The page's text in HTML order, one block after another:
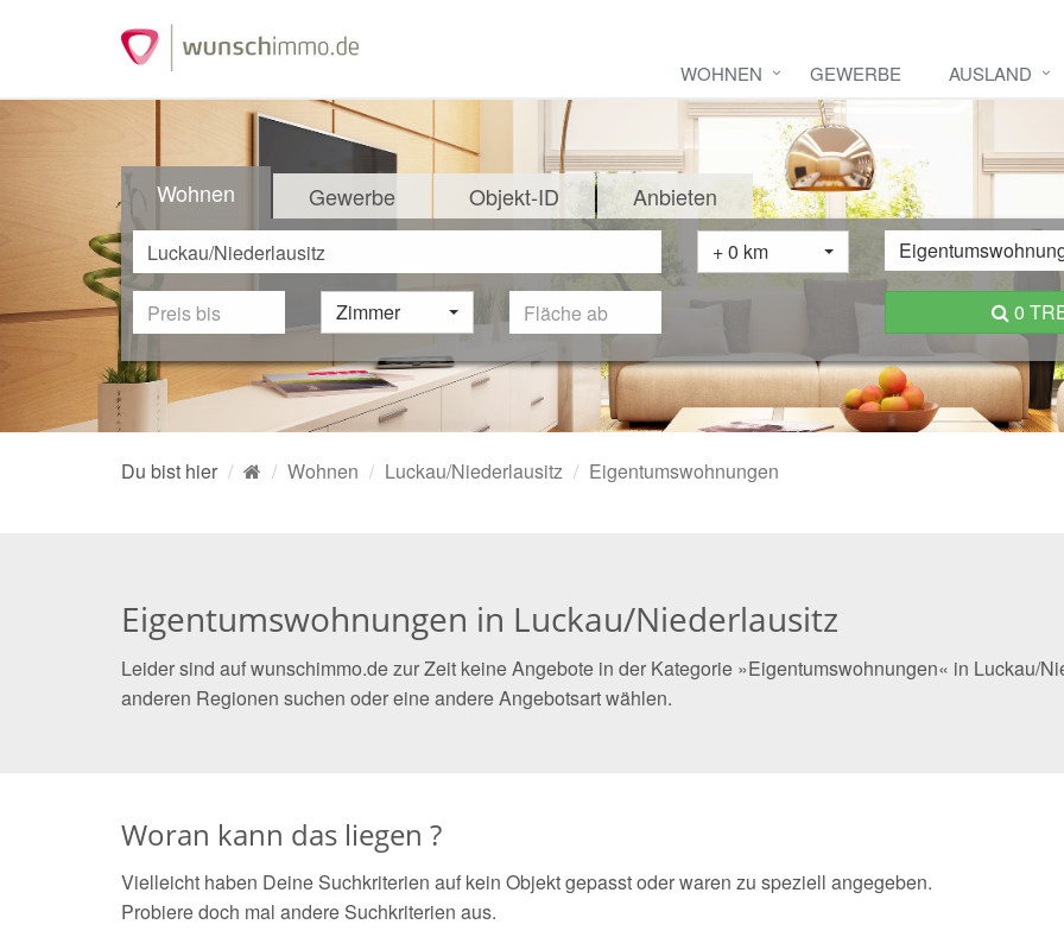
WOHNEN GEWERBE AUSLAND
Wohnen Gewerbe Objekt-ID Anbieten
+ 0 km
Zimmer 0
Du bist hier Wohnen Luckau/Niederlausitz Eigentumswohnungen
Eigentumswohnungen in Luckau/Niederlausitz
Leider sind auf wunschimmo.de zur Zeit keine Angebote in der Kategorie »Eigentumswohnungen« in Luckau/
anderen Regionen suchen oder eine andere Angebotsart wählen.
Woran kann das liegen ?
Vielleicht haben Deine Suchkriterien auf kein Objekt gepasst oder waren zu speziell angegeben.
Probiere doch mal andere Suchkriterien aus.